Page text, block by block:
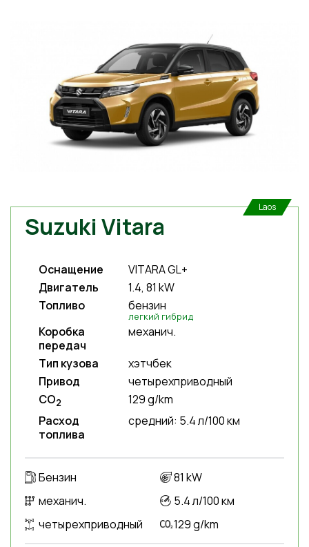
Suzuki Vitara VITARA GL+
Suzuki Vitara
Laos
Оснащение
VITARA GL+
Двигатель
1.4, 81 kW
Топливо
бензин
легкий гибрид
Коробка
передач
механич.
Тип кузова
хэтчбек
Привод
четырехприводный
CO2
129 g/km
Расход
топлива
средний: 5.4 л/100 км
Бензин
механич.
четырехприводный
81 kW
5.4 л/100 км
129 g/km